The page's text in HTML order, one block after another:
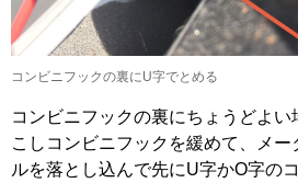
コンビニフックの裏にU字でとめる
コンビニフックの裏にちょうどよ
こしコンビニフックを緩めて、メ
ルを落とし込んで先にU字かO字の